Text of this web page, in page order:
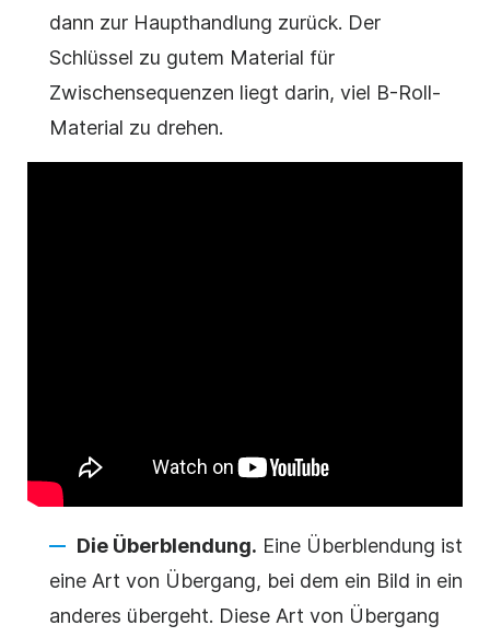
dann zur Haupthandlung zurück. Der
Schlüssel zu gutem Material für
Zwischensequenzen liegt darin, viel B-Roll-
Material zu drehen.
Die Überblendung. Eine Überblendung ist
eine Art von Übergang, bei dem ein Bild in ein
anderes übergeht. Diese Art von Übergang